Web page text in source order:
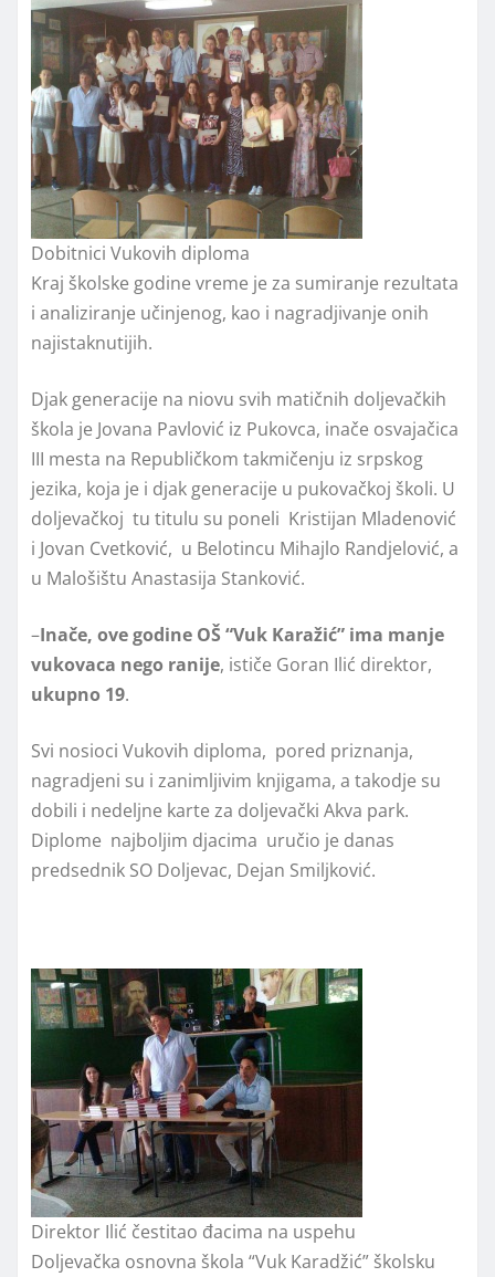
Dobitnici Vukovih diploma
Kraj školske godine vreme je za sumiranje rezultata
i analiziranje učinjenog, kao i nagradjivanje onih
najistaknutijih.
Djak generacije na niovu svih matičnih doljevačkih
škola je Jovana Pavlović iz Pukovca, inače osvajačica
III mesta na Republičkom takmičenju iz srpskog
jezika, koja je i djak generacije u pukovačkoj školi. U
doljevačkoj tu titulu su poneli Kristijan Mladenović
i Jovan Cvetković, u Belotincu Mihajlo Randjelović, a
u Malošištu Anastasija Stanković.
–Inače, ove godine OŠ “Vuk Karažić” ima manje
vukovaca nego ranije, ističe Goran Ilić direktor,
ukupno 19.
Svi nosioci Vukovih diploma, pored priznanja,
nagradjeni su i zanimljivim knjigama, a takodje su
dobili i nedeljne karte za doljevački Akva park.
Diplome najboljim djacima uručio je danas
predsednik SO Doljevac, Dejan Smiljković.
Direktor Ilić čestitao đacima na uspehu
Doljevačka osnovna škola “Vuk Karadžić” školsku